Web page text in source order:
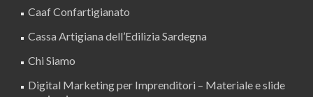
Caaf Confartigianato
Cassa Artigiana dell’Edilizia Sardegna
Chi Siamo
Digital Marketing per Imprenditori – Materiale e slide